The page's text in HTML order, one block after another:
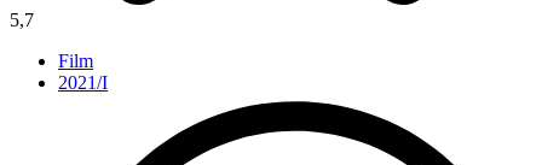
5,7
Film
2021/I